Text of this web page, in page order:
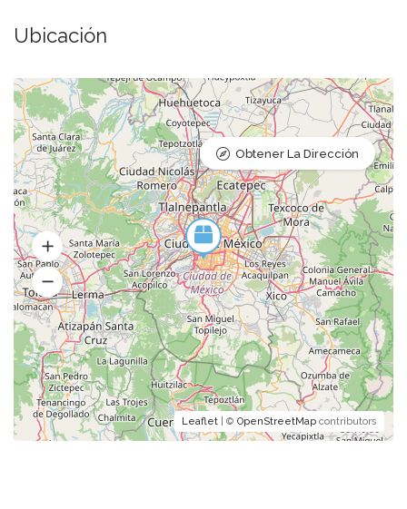
Ubicación
Leaflet | © OpenStreetMap contributors
Obtener La Dirección